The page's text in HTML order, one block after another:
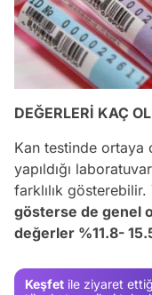
DEĞERLERİ KAÇ
Kan testinde ortaya
yapıldığı
farklılık gösterebilir.
gösterse de genel
değerler %11.8-
Keşfet ile ziyaret